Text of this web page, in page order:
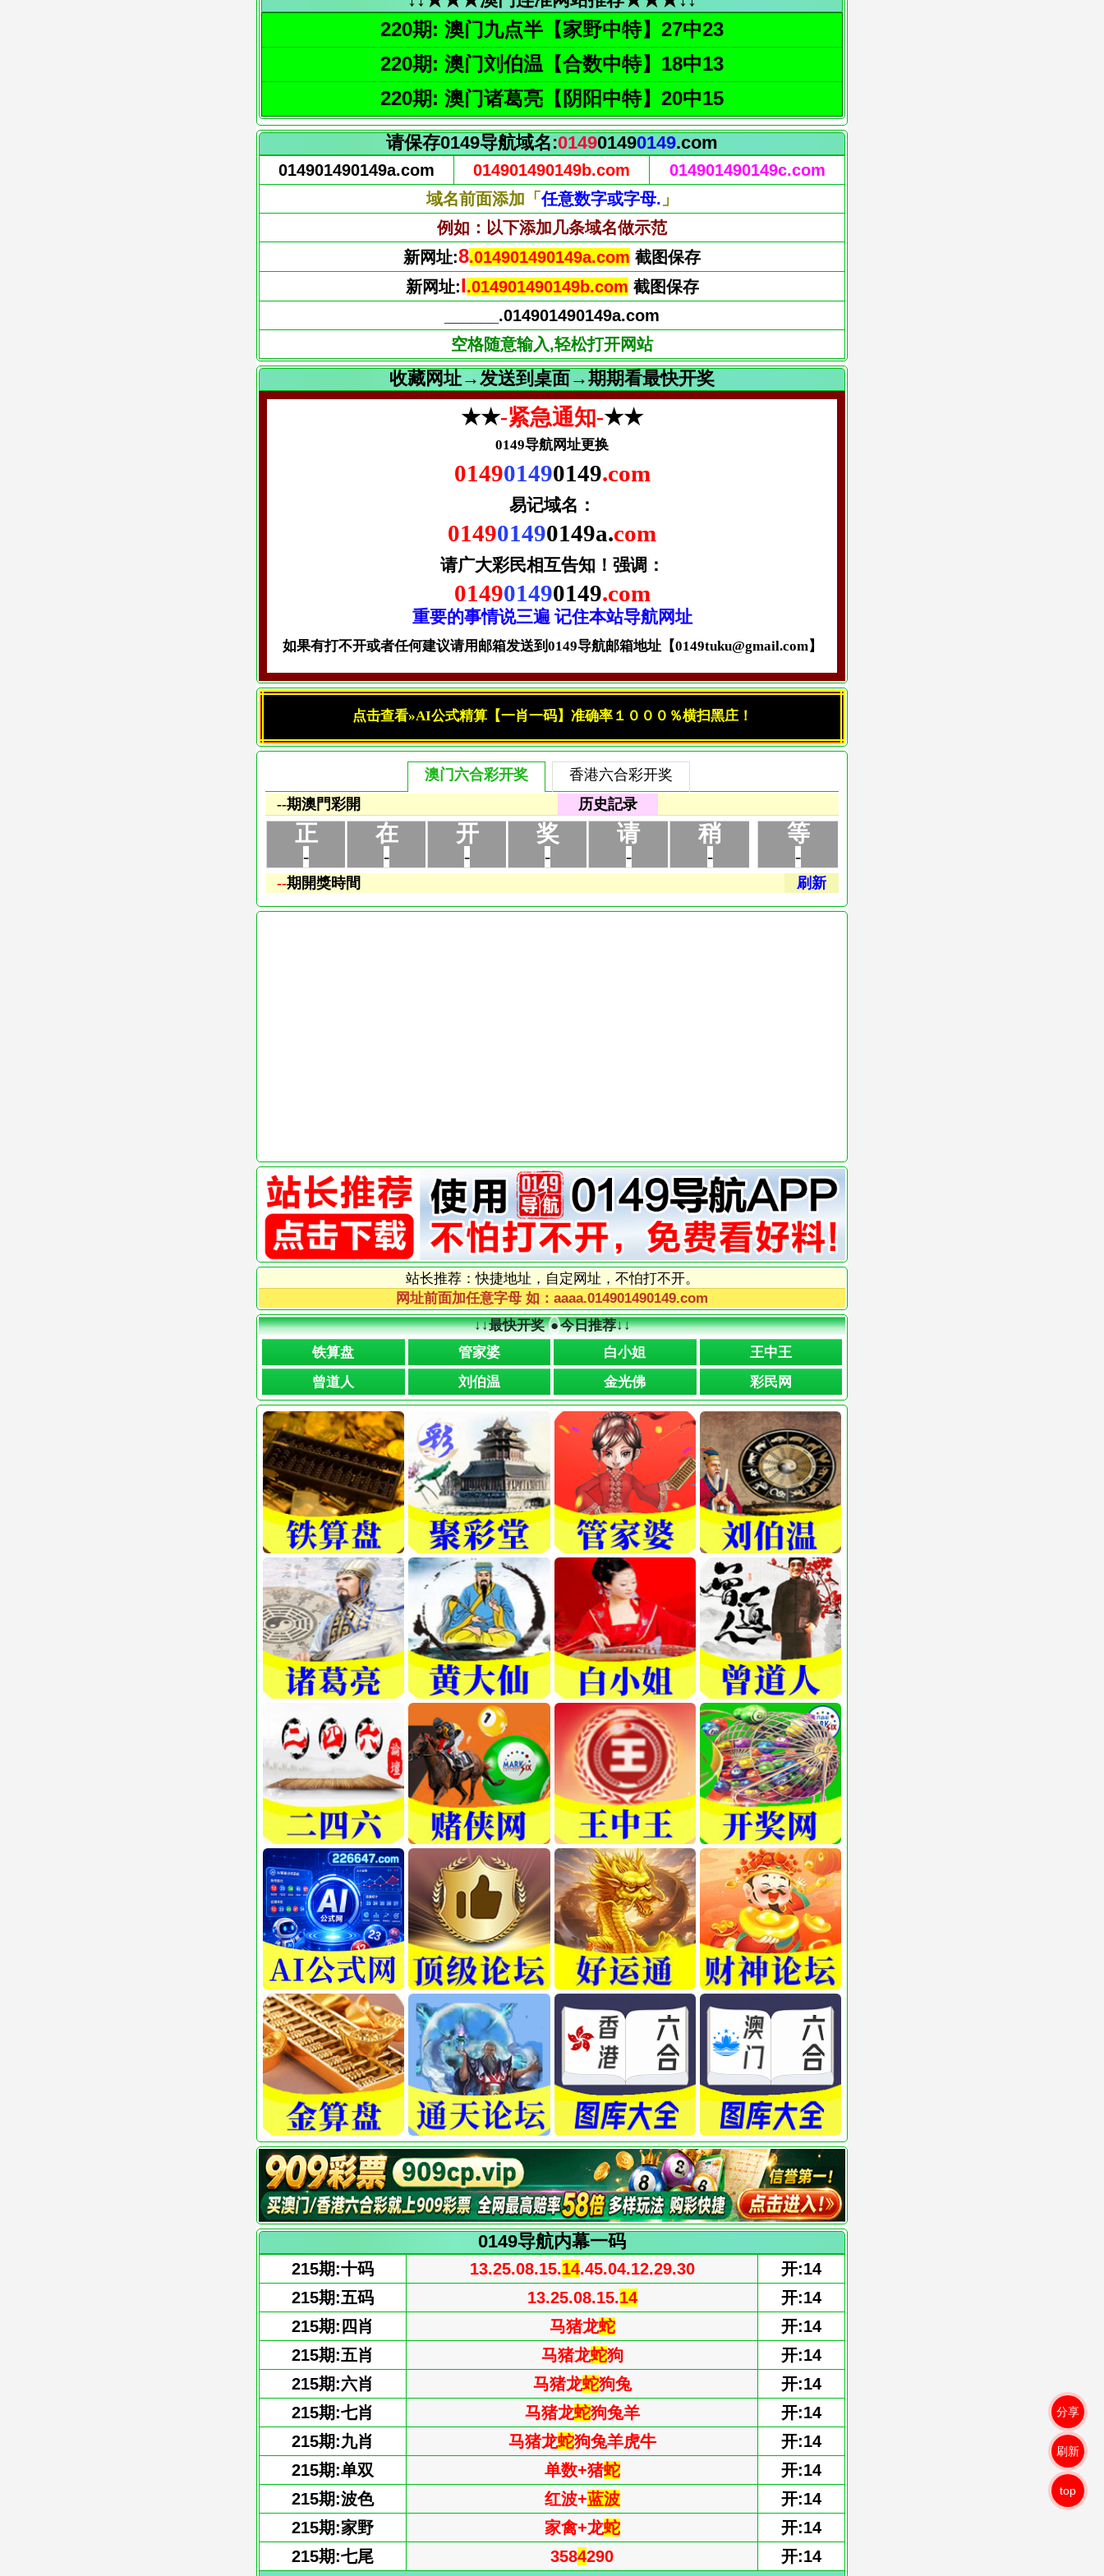
220期: 澳门九点半【家野中特】27中23
220期: 澳门刘伯温【合数中特】18中13
220期: 澳门诸葛亮【阴阳中特】20中15
请保存0149导航域名:014901490149.com
014901490149a.com 014901490149b.com
014901490149c.com
域名前面添加「任意数字或字母. 」
例如：以下添加几条域名做示范
新网址:9.014901490149a.com 截图保存
新网址:J.014901490149b.com 截图保存
______.014901490149a.com
空格随意输入,轻松打开网站
收藏网址→发送到桌面→期期看最快开奖
★★-紧急通知-★★
0149导航网址更换
014901490149.com
易记域名：
014901490149a.com
请广大彩民相互告知！ 强调：
014901490149.com
重要的事情说三遍 记住本站导航网址
如果有打不开或者任何建议请用邮箱发送到0149导航邮箱地址【0149tuku@gmail.com】
点击查看»AI公式精算【一肖一码】准确率１０００％横扫黑庄！
站长推荐：快捷地址，自定网址，不怕打不开。
网址前面加任意字母 如：aaaa.014901490149.com
↓↓最快开奖●今日推荐↓↓
铁算盘
管家婆 白小姐
王中王
曾道人
刘伯温 金光佛 彩民网
0149导航内幕一码
215期:十码 13.25.08.15.14.45.04.12.29.30
开:14
215期:五码
13.25.08.15.14
开:14
215期:四肖
马猪龙蛇
开:14
215期:五肖
马猪龙蛇狗
开:14
215期:六肖
马猪龙蛇狗兔
开:14
215期:七肖
马猪龙蛇狗兔羊
开:14
215期:九肖
马猪龙蛇狗兔羊虎牛
开:14
215期:单双
单数+猪蛇
开:14
215期:波色
红波+蓝波
开:14
215期:家野
家禽+龙蛇
开:14
215期:七尾
3584290
开:14
分享
刷新
top